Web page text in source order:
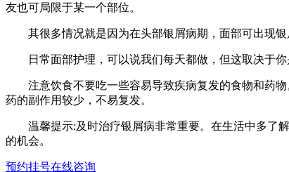
友也可局限于某一个部位。
其很多情况就是因为在头部银屑病期，面部可出现银
日常面部护理，可以说我们每天都做，但这取决于你
注意饮食不要吃一些容易导致疾病复发的食物和药物
药的副作用较少，不易复发。
温馨提示:及时治疗银屑病非常重要。在生活中多了解
的机会。
预约挂号在线咨询